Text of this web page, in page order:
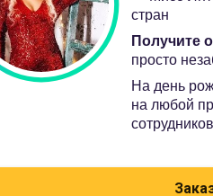
стран
Получите
просто
На день
на любой